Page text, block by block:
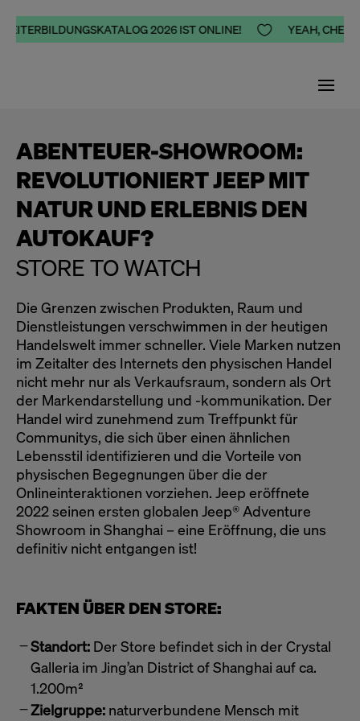
2026 IST ONLINE!  YEAH,
ABENTEUER-SHOWROOM:
REVOLUTIONIERT JEEP MIT
NATUR UND ERLEBNIS DEN
AUTOKAUF?
STORE TO WATCH
​Die Grenzen zwischen Produkten, Raum und
Dienstleistungen verschwimmen in der heutigen
Handelswelt immer schneller. Viele Marken nutzen
im Zeitalter des Internets den physischen Handel
nicht mehr nur als Verkaufsraum, sondern als Ort
der Markendarstellung und -kommunikation. Der
Handel wird zunehmend zum Treffpunkt für
Communitys, die sich über einen ähnlichen
Lebensstil identifizieren und die Vorteile von
physischen Begegnungen über die der
Onlineinteraktionen vorziehen. Jeep eröffnete
2022 seinen ersten globalen Jeep® Adventure
Showroom in Shanghai – eine Eröffnung, die uns
definitiv nicht entgangen ist!
FAKTEN ÜBER DEN STORE:
Standort: Der Store befindet sich in der Crystal
Galleria im Jing’an District of Shanghai auf ca.
1.200m²
Zielgruppe: naturverbundene Mensch mit